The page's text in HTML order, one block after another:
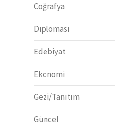
Coğrafya
Diplomasi
Edebiyat
Ekonomi
Gezi/Tanıtım
Güncel